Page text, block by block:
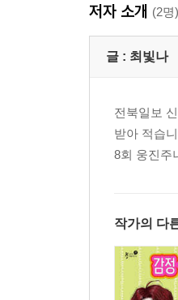
저자 소개 (2명)
글 : 최빛나
전북일보
받아 적습
8회 웅진주
작가의 다